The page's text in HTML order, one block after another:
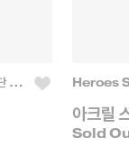
Heroes Store : mini 용병단 대기실
아크릴